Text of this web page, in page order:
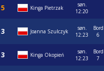
Kinga Pietrzak
søn.
12:20
Joanna Szulczyk
søn.
12:23
Bord
6
Kinga Okopień
søn.
12:23
Bord
7